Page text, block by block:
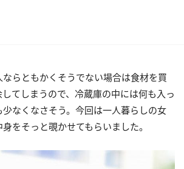
らともかくそうでない場合は食材を買
てしまうので、冷蔵庫の中には何も入っ
なくなさそう。今回は一人暮らしの女
をそっと覗かせてもらいました。